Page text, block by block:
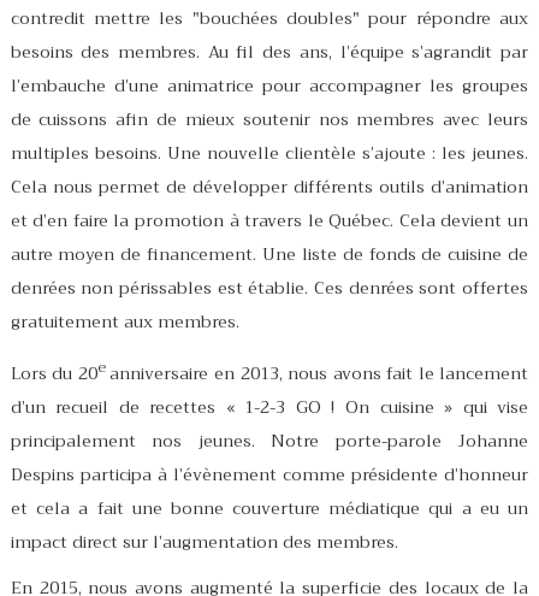
contredit mettre les "bouchées doubles" pour répondre aux
besoins des membres. Au fil des ans, l’équipe s’agrandit par
l’embauche d’une animatrice pour accompagner les groupes
de cuissons afin de mieux soutenir nos membres avec leurs
multiples besoins. Une nouvelle clientèle s’ajoute : les jeunes.
Cela nous permet de développer différents outils d’animation
et d’en faire la promotion à travers le Québec. Cela devient un
autre moyen de financement. Une liste de fonds de cuisine de
denrées non périssables est établie. Ces denrées sont offertes
gratuitement aux membres.
Lors du 20eanniversaire en 2013, nous avons fait le lancement
d’un recueil de recettes « 1-2-3 GO ! On cuisine » qui vise
principalement nos jeunes. Notre porte-parole Johanne
Despins participa à l’évènement comme présidente d’honneur
et cela a fait une bonne couverture médiatique qui a eu un
impact direct sur l’augmentation des membres.
En 2015, nous avons augmenté la superficie des locaux de la